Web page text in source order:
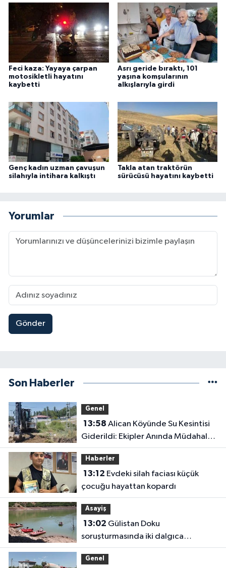
Feci kaza: Yayaya çarpan
motosikletli hayatını
kaybetti
Asrı geride bıraktı, 101
yaşına komşularının
alkışlarıyla girdi
Genç kadın uzman çavuşun
silahıyla intihara kalkıştı
Takla atan traktörün
sürücüsü hayatını kaybetti
Yorumlar
Gönder
Son Haberler
Genel
13:58
Giderildi: Ekipler Anında Müdahale
Etti
Haberler
13:12
çocuğu hayattan kopardı
Asayiş
13:02
soruşturmasında iki dalgıca
tutuklama
Genel